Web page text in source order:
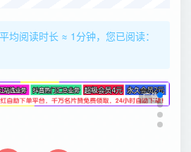
均阅读时长 ≈ 1分钟，您已阅读：
广告